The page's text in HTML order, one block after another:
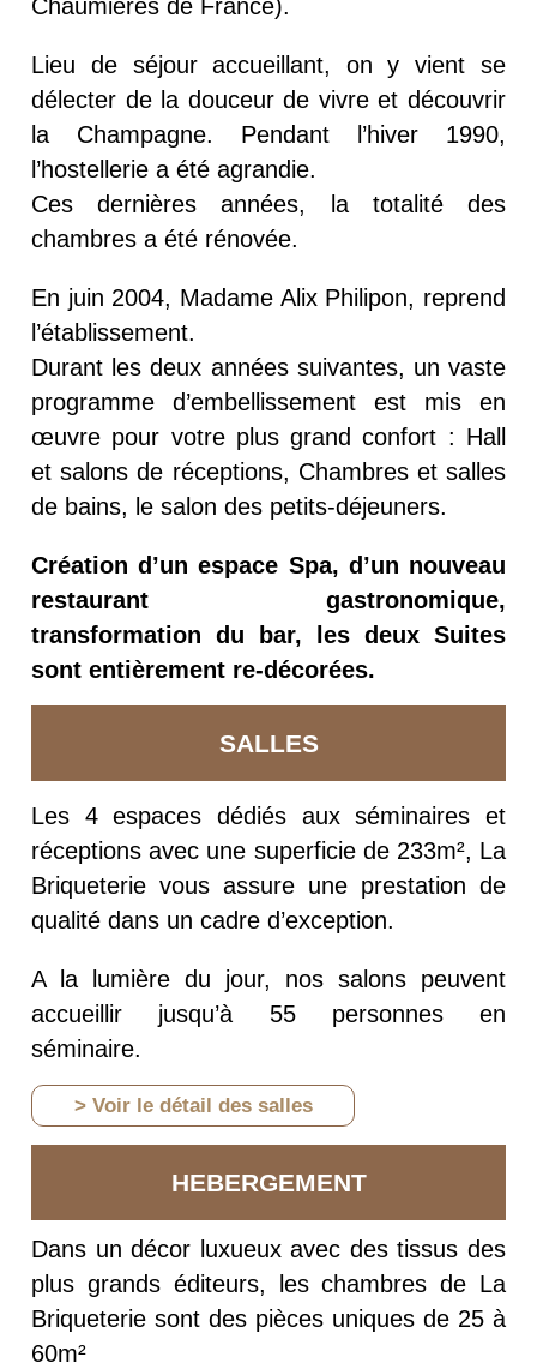
Chaumières de France).
Lieu de séjour accueillant, on y vient se
délecter de la douceur de vivre et découvrir
la Champagne. Pendant l’hiver 1990,
l’hostellerie a été agrandie.
Ces dernières années, la totalité des
chambres a été rénovée.
En juin 2004, Madame Alix Philipon, reprend
l’établissement.
Durant les deux années suivantes, un vaste
programme d’embellissement est mis en
œuvre pour votre plus grand confort : Hall
et salons de réceptions, Chambres et salles
de bains, le salon des petits-déjeuners.
Création d’un espace Spa, d’un nouveau
restaurant gastronomique,
transformation du bar, les deux Suites
sont entièrement re-décorées.
SALLES
Les 4 espaces dédiés aux séminaires et
réceptions avec une superficie de 233m², La
Briqueterie vous assure une prestation de
qualité dans un cadre d’exception.
A la lumière du jour, nos salons peuvent
accueillir jusqu’à 55 personnes en
séminaire.
> Voir le détail des salles
HEBERGEMENT
Dans un décor luxueux avec des tissus des
plus grands éditeurs, les chambres de La
Briqueterie sont des pièces uniques de 25 à
60m²